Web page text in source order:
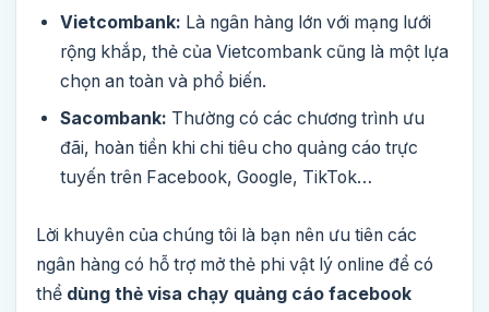
Vietcombank: Là ngân hàng lớn với mạng lưới
rộng khắp, thẻ của Vietcombank cũng là một lựa
chọn an toàn và phổ biến.
Sacombank: Thường có các chương trình ưu
đãi, hoàn tiền khi chi tiêu cho quảng cáo trực
tuyến trên Facebook, Google, TikTok…
Lời khuyên của chúng tôi là bạn nên ưu tiên các
ngân hàng có hỗ trợ mở thẻ phi vật lý online để có
thể dùng thẻ visa chạy quảng cáo facebook